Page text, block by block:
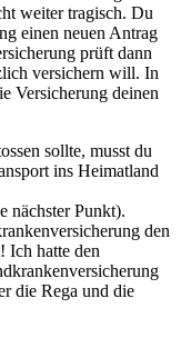
weiter tragisch. Du
einen neuen Antrag
prüft dann
versichern will. In
Versicherung deinen
sollte, musst du
ins Heimatland
nächster Punkt).
den
Ich hatte den
die Rega und die